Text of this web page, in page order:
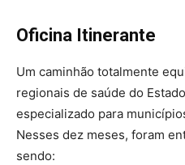
Oficina Itinerante
Um caminhão totalmente
regionais de saúde do
especializado para
Nesses dez meses, foram
sendo: